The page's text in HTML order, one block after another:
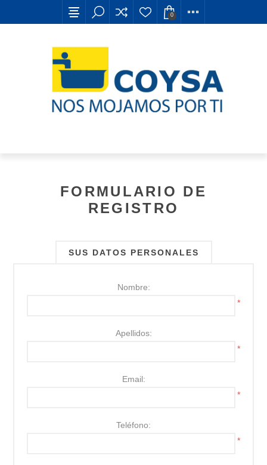
0
FORMULARIO DE
REGISTRO
SUS DATOS PERSONALES
Nombre:
*
Apellidos:
*
Email:
*
Teléfono:
*